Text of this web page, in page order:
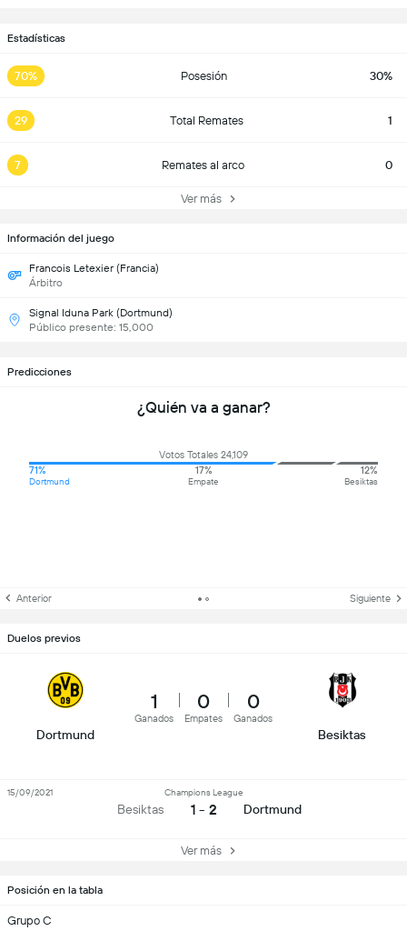
Estadísticas
70% Posesión 30%
29 Total Remates 1
7 Remates al arco 0
Ver más
Posición en la tabla
Grupo C
Información del juego
Francois Letexier (Francia)
Árbitro
Signal Iduna Park (Dortmund)
Público presente: 15,000
Predicciones
¿Quién va a ganar?
Votos Totales 24,109
71%
Dortmund
17%
Empate
12%
Besiktas
Anterior Siguiente
Duelos previos
Dortmund
1
Ganados
0
Empates
0
Ganados
Besiktas
Besiktas
Champions League
1 - 2 Dortmund
15/09/2021
Ver más